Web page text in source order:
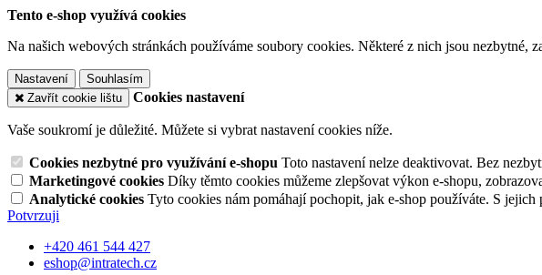
Tento e-shop využívá cookies
Na našich webových stránkách používáme soubory cookies. Některé z nich jsou
Nastavení
Souhlasím
Zavřít cookie lištu
Cookies nastavení
Vaše soukromí je důležité. Můžete si vybrat nastavení cookies níže.
Cookies nezbytné pro využívání e-shopu Toto nastavení nelze deaktivovat. Bez
Marketingové cookies Díky těmto cookies můžeme zlepšovat výkon e-shopu,
Analytické cookies Tyto cookies nám pomáhají pochopit, jak e-shop používáte. S jejich
Potvrzuji
+420 461 544 427
eshop@intratech.cz